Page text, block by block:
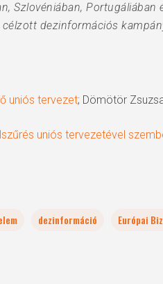
Szlovéniában,
dezinformációs
uniós tervezet; Dömötör
uniós tervezetével
dezinformáció Európai